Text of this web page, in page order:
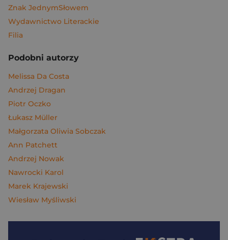
Znak JednymSłowem
Wydawnictwo Literackie
Filia
Podobni autorzy
Melissa Da Costa
Andrzej Dragan
Piotr Oczko
Łukasz Müller
Małgorzata Oliwia Sobczak
Ann Patchett
Andrzej Nowak
Nawrocki Karol
Marek Krajewski
Wiesław Myśliwski